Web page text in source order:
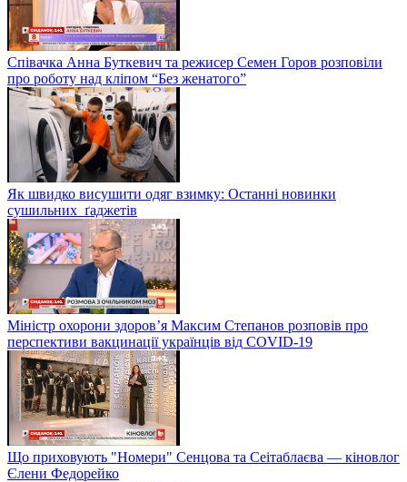
Співачка Анна Буткевич та режисер Семен Горов розповіли
про роботу над кліпом “Без женатого”
Як швидко висушити одяг взимку: Останні новинки
сушильних ґаджетів
Міністр охорони здоров’я Максим Степанов розповів про
перспективи вакцинації українців від COVID-19
Що приховують "Номери" Сенцова та Сеітаблаєва — кіновлог
Єлени Федорейко